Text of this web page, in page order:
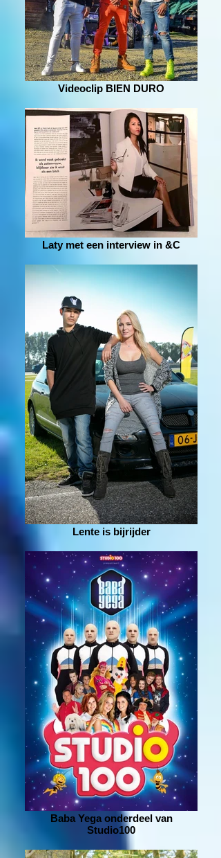
Videoclip BIEN DURO
Laty met een interview in &C
Lente is bijrijder
Baba Yega onderdeel van
Studio100